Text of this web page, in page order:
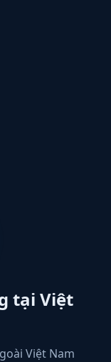
tại Việt
Việt Nam